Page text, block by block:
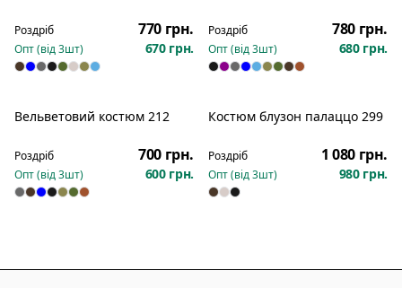
Роздріб 770 грн.
Опт (від3шт) 670 грн.
Роздріб 780 грн.
Опт (від3шт) 680 грн.
Вельветовий костюм 212
Роздріб 700 грн.
Опт (від3шт) 600 грн.
Костюм блузон палаццо 299
Роздріб 1 080 грн.
Опт (від3шт) 980 грн.